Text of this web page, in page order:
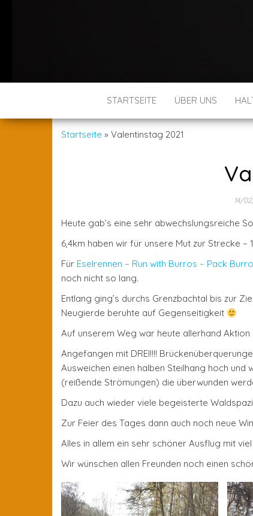
STARTSEITE ÜBER UNS
Startseite » Valentinstag 2021
14/
Heute gab’s eine sehr abwechslungsreiche
6,4km haben wir für unsere Mut zur Strecke
Für Eselrennen – Run with Burros – Pack
noch nicht so lang.
Entlang ging’s durchs Grenzbachtal bis zur
Neugierde beruhte auf Gegenseitigkeit
Auf unserem Weg war heute allerhand
Angefangen mit DREI!!!!
Ausweichen einen halben Steilhang hoch
(reißende Strömungen) die überwunden
Dazu auch wieder viele begeisterte
Zur Feier des Tages dann auch noch neue
Alles in allem ein sehr schöner Ausflug mit
Wir wünschen allen Freunden noch einen